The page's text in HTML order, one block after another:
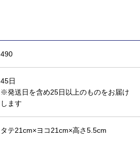
490
45日
※発送日を含め25日以上のものをお届け
します
タテ21cm×ヨコ21cm×高さ5.5cm